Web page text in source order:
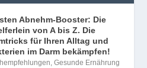
Abnehm-Booster: Die
von A bis Z. Die
für Ihren Alltag und
im Darm bekämpfen!
,Gesunde Ernährung